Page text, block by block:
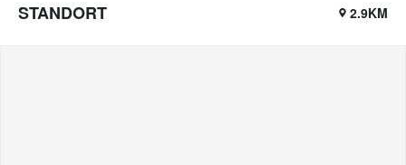
STANDORT 2.9KM